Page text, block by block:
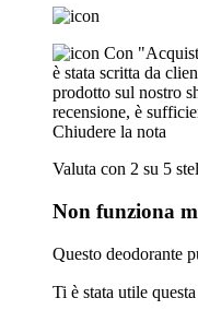
Con
è stata scritta da
prodotto sul nostro
recensione, è
Chiudere la nota
Valuta con 2 su 5
Non funziona
Questo deodorante
Ti è stata utile